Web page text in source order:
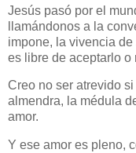
Jesús pasó por el
llamándonos a la
impone, la vivencia
es libre de aceptarlo o
Creo no ser atrevido
almendra, la médula
amor.
Y ese amor es pleno,